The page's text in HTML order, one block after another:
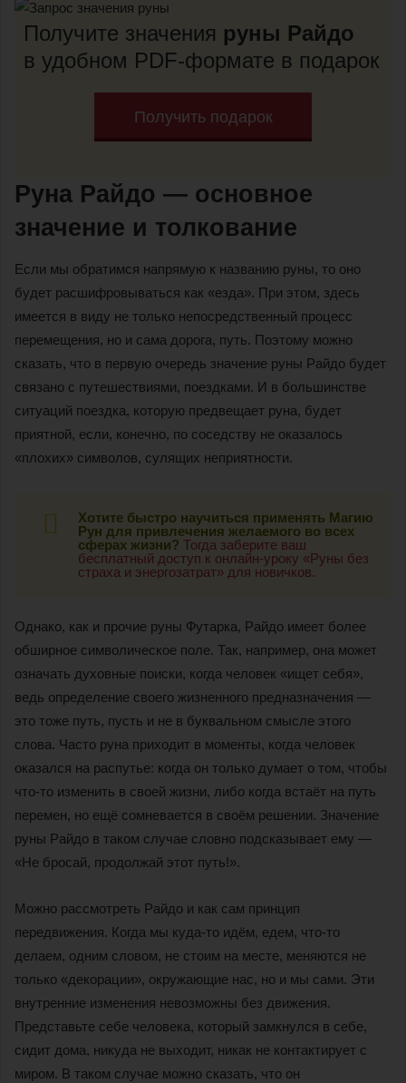
Получите значения руны Райдо
в удобном PDF-формате в подарок
Получить подарок
Руна Райдо — основное
значение и толкование
Если мы обратимся напрямую к названию руны, то оно
будет расшифровываться как «езда». При этом, здесь
имеется в виду не только непосредственный процесс
перемещения, но и сама дорога, путь. Поэтому можно
сказать, что в первую очередь значение руны Райдо будет
связано с путешествиями, поездками. И в большинстве
ситуаций поездка, которую предвещает руна, будет
приятной, если, конечно, по соседству не оказалось
«плохих» символов, сулящих неприятности.
Хотите быстро научиться применять Магию
Рун для привлечения желаемого во всех
сферах жизни? Тогда заберите ваш
бесплатный доступ к онлайн-уроку «Руны без
страха и энергозатрат» для новичков.
Однако, как и прочие руны Футарка, Райдо имеет более
обширное символическое поле. Так, например, она может
означать духовные поиски, когда человек «ищет себя»,
ведь определение своего жизненного предназначения —
это тоже путь, пусть и не в буквальном смысле этого
слова. Часто руна приходит в моменты, когда человек
оказался на распутье: когда он только думает о том, чтобы
что-то изменить в своей жизни, либо когда встаёт на путь
перемен, но ещё сомневается в своём решении. Значение
руны Райдо в таком случае словно подсказывает ему —
«Не бросай, продолжай этот путь!».
Можно рассмотреть Райдо и как сам принцип
передвижения. Когда мы куда-то идём, едем, что-то
делаем, одним словом, не стоим на месте, меняются не
только «декорации», окружающие нас, но и мы сами. Эти
внутренние изменения невозможны без движения.
Представьте себе человека, который замкнулся в себе,
сидит дома, никуда не выходит, никак не контактирует с
миром. В таком случае можно сказать, что он